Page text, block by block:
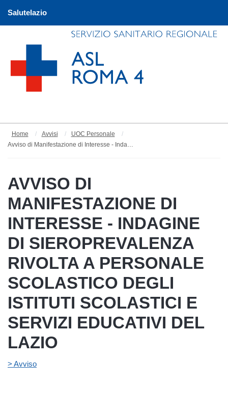
Salutelazio
Home Avvisi
UOC Personale
Avviso di Manifestazione di Interesse - Indagine di sieroprevalenza rivolta a personale scolastico degli Istituti scolastici e servizi educativi del Lazio
AVVISO DI
MANIFESTAZIONE DI
INTERESSE - INDAGINE
DI SIEROPREVALENZA
RIVOLTA A PERSONALE
SCOLASTICO DEGLI
ISTITUTI SCOLASTICI E
SERVIZI EDUCATIVI DEL
LAZIO
> Avviso